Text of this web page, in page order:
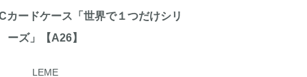
カードケース「世界で１つだけシリ
ーズ」【A26】
LEME